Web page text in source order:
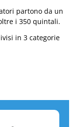
partono da un
i 350 quintali.
in 3 categorie